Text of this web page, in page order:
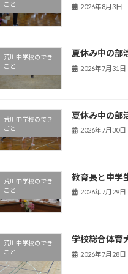
ごと
2026年8月3日
荒川中学校のでき
ごと
夏休み中の部
2026年7月31日
荒川中学校のでき
ごと
夏休み中の部
2026年7月30日
荒川中学校のでき
ごと
教育長と中学
2026年7月29日
荒川中学校のでき
ごと
学校総合体育
2026年7月28日